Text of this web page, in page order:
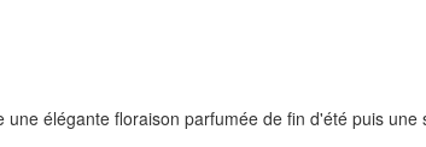
élégante floraison parfumée de fin d'été puis une